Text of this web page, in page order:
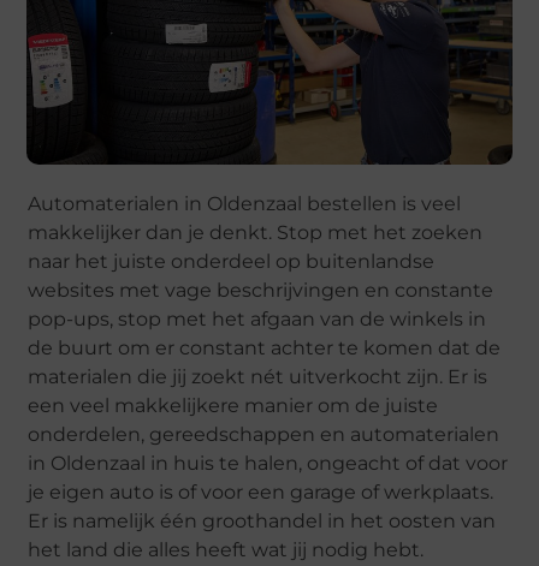
Automaterialen in Oldenzaal bestellen is veel
makkelijker dan je denkt. Stop met het zoeken
naar het juiste onderdeel op buitenlandse
websites met vage beschrijvingen en constante
pop-ups, stop met het afgaan van de winkels in
de buurt om er constant achter te komen dat de
materialen die jij zoekt nét uitverkocht zijn. Er is
een veel makkelijkere manier om de juiste
onderdelen, gereedschappen en automaterialen
in Oldenzaal in huis te halen, ongeacht of dat voor
je eigen auto is of voor een garage of werkplaats.
Er is namelijk één groothandel in het oosten van
het land die alles heeft wat jij nodig hebt.